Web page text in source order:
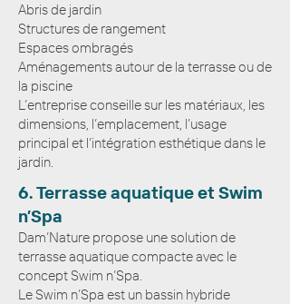
Abris de jardin
Structures de rangement
Espaces ombragés
Aménagements autour de la terrasse ou de
la piscine
L’entreprise conseille sur les matériaux, les
dimensions, l’emplacement, l’usage
principal et l’intégration esthétique dans le
jardin.
6. Terrasse aquatique et Swim
n’Spa
Dam’Nature propose une solution de
terrasse aquatique compacte avec le
concept Swim n’Spa.
Le Swim n’Spa est un bassin hybride